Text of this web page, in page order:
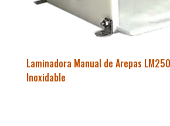
Laminadora Manual de Arepas
Inoxidable